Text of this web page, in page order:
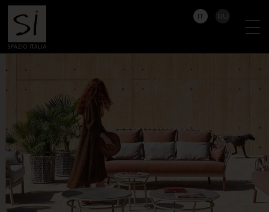
IT RU